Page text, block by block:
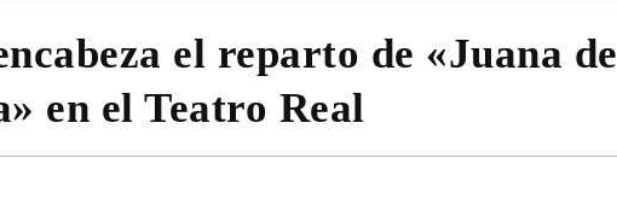
el reparto de «Juana de
en el Teatro Real